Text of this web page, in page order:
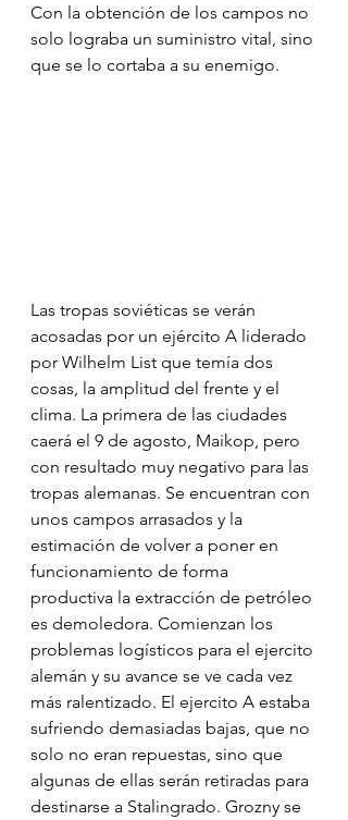
Con la obtención de los campos no
solo lograba un suministro vital, sino
que se lo cortaba a su enemigo.
Las tropas soviéticas se verán
acosadas por un ejército A liderado
por Wilhelm List que temía dos
cosas, la amplitud del frente y el
clima. La primera de las ciudades
caerá el 9 de agosto, Maikop, pero
con resultado muy negativo para las
tropas alemanas. Se encuentran con
unos campos arrasados y la
estimación de volver a poner en
funcionamiento de forma
productiva la extracción de petróleo
es demoledora. Comienzan los
problemas logísticos para el ejercito
alemán y su avance se ve cada vez
más ralentizado. El ejercito A estaba
sufriendo demasiadas bajas, que no
solo no eran repuestas, sino que
algunas de ellas serán retiradas para
destinarse a Stalingrado. Grozny se